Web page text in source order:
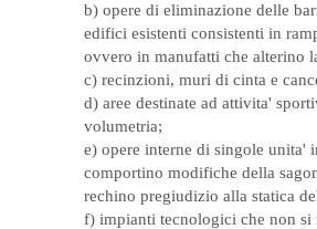
b) opere di eliminazione delle
edifici esistenti consistenti in
ovvero in manufatti che alterino
c) recinzioni, muri di cinta e
d) aree destinate ad attivita'
volumetria;
e) opere interne di singole unita'
comportino modifiche della
rechino pregiudizio alla statica
f) impianti tecnologici che non si